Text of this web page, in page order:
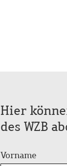
Hier
des WZB
Vorname